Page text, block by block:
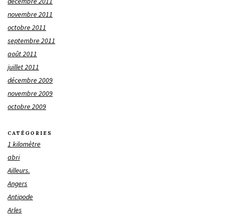
novembre 2011
octobre 2011
septembre 2011
août 2011
juillet 2011
décembre 2009
novembre 2009
octobre 2009
CATÉGORIES
1 kilomètre
abri
Ailleurs.
Angers
Antipode
Arles